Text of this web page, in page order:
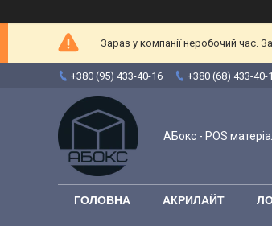
Зараз у компанії неробочий час.
+380 (95) 433-40-16 +380 (68) 433-40-
АБокс - POS
ГОЛОВНА АКРИЛАЙТ